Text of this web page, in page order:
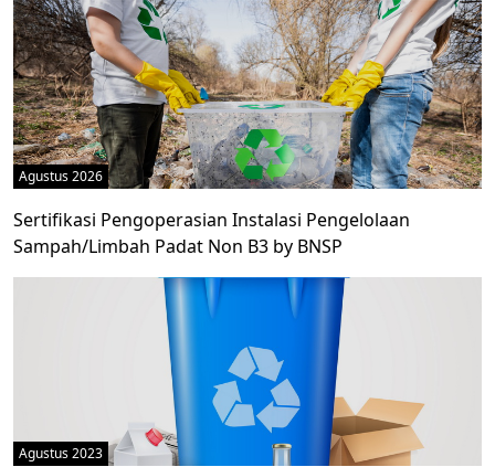
Agustus 2026
Sertifikasi Pengoperasian Instalasi Pengelolaan
Sampah/Limbah Padat Non B3 by BNSP
Agustus 2023